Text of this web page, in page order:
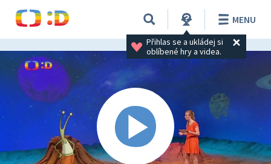
Přihlas se a ukládej si
oblíbené hry a videa.
MENU